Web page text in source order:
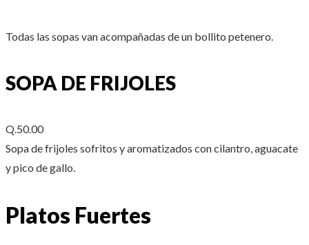
Todas las sopas van acompañadas de un bollito petenero.
SOPA DE FRIJOLES
Q.50.00
Sopa de frijoles sofritos y aromatizados con cilantro, aguacate
y pico de gallo.
Platos Fuertes